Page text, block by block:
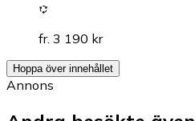
fr. 3 190 kr
Hoppa över innehållet
Annons